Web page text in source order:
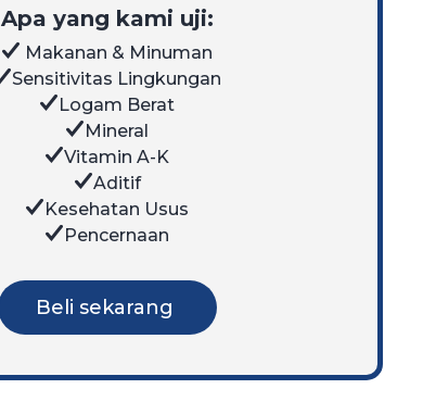
Apa yang kami uji:
Makanan & Minuman
Sensitivitas Lingkungan
Logam Berat
Mineral
Vitamin A-K
Aditif
Kesehatan Usus
Pencernaan
Beli sekarang